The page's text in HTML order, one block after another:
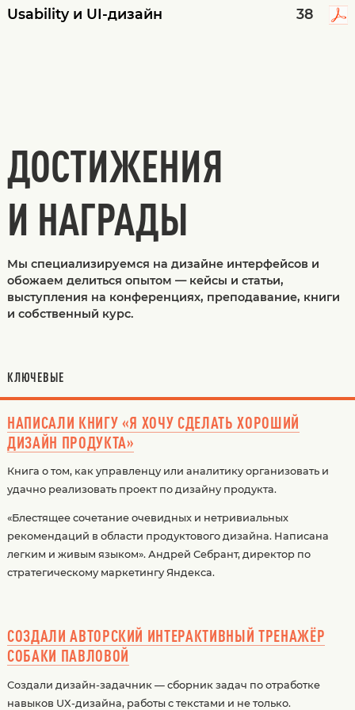
Usability и UI-дизайн 38
ДОСТИЖЕНИЯ
И НАГРАДЫ
Мы специализируемся на дизайне интерфейсов и
обожаем делиться опытом — кейсы и статьи,
выступления на конференциях, преподавание, книги
и собственный курс.
КЛЮЧЕВЫЕ
НАПИСАЛИ КНИГУ «Я ХОЧУ СДЕЛАТЬ ХОРОШИЙ
ДИЗАЙН ПРОДУКТА»
Книга о том, как управленцу или аналитику организовать и
удачно реализовать проект по дизайну продукта.
«Блестящее сочетание очевидных и нетривиальных
рекомендаций в области продуктового дизайна. Написана
легким и живым языком». Андрей Себрант, директор по
стратегическому маркетингу Яндекса.
СОЗДАЛИ АВТОРСКИЙ ИНТЕРАКТИВНЫЙ ТРЕНАЖЁР
СОБАКИ ПАВЛОВОЙ
Создали дизайн-задачник — сборник задач по отработке
навыков UX-дизайна, работы с текстами и не только.